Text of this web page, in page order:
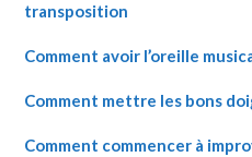
transposition
Comment avoir l’oreille
Comment mettre les bons
Comment commencer à